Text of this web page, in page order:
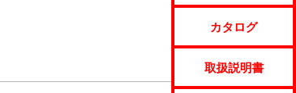
カタログ
取扱説明書